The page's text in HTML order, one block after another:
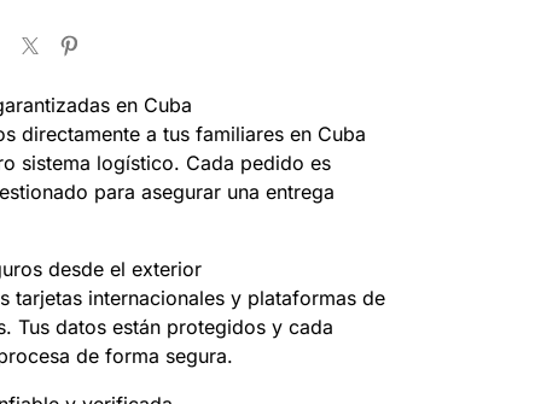
en Cuba
directamente a tus familiares en Cuba
sistema logístico. Cada pedido es
para asegurar una entrega
desde el exterior
tarjetas internacionales y plataformas de
Tus datos están protegidos y cada
de forma segura.